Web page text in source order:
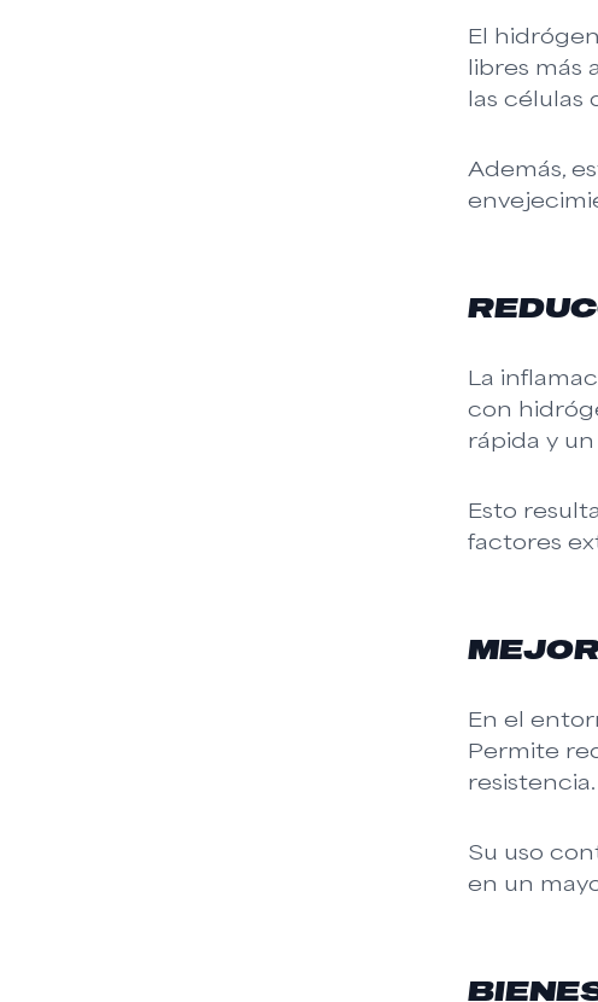
El
libres más
las células
Además,
La
con
rápida y
Esto
factores
En el
Permite
resistencia.
Su uso
en un